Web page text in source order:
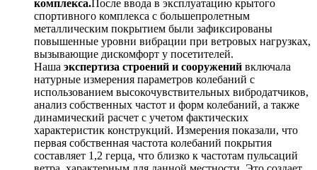
комплекса.После ввода в эксплуатацию крытого
спортивного комплекса с большепролетным
металлическим покрытием были зафиксированы
повышенные уровни вибрации при ветровых нагрузках,
вызывающие дискомфорт у посетителей.
Наша экспертиза строений и сооружений включала
натурные измерения параметров колебаний с
использованием высокочувствительных вибродатчиков,
анализ собственных частот и форм колебаний, а также
динамический расчет с учетом фактических
характеристик конструкций. Измерения показали, что
первая собственная частота колебаний покрытия
составляет 1,2 герца, что близко к частотам пульсаций